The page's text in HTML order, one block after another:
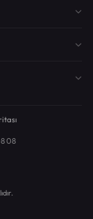
08